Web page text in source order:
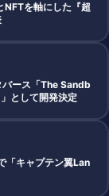
NFTを軸にした『超
ース「The Sandb
として開発決定
「キャプテン翼Lan